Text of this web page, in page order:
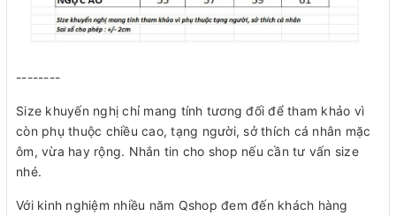
--------
Size khuyến nghị chỉ mang tính tương đối để tham khảo vì
còn phụ thuộc chiều cao, tạng người, sở thích cá nhân mặc
ôm, vừa hay rộng. Nhắn tin cho shop nếu cần tư vấn size
nhé.
Với kinh nghiệm nhiều năm Qshop đem đến khách hàng